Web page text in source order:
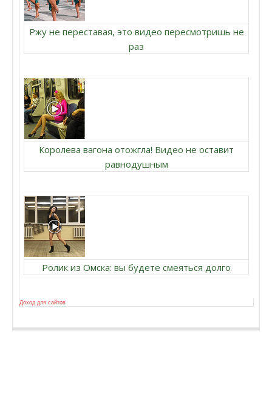
Ржу не переставая, это видео пересмотришь не
раз
Королева вагона отожгла! Видео не оставит
равнодушным
Ролик из Омска: вы будете смеяться долго
Доход для сайтов